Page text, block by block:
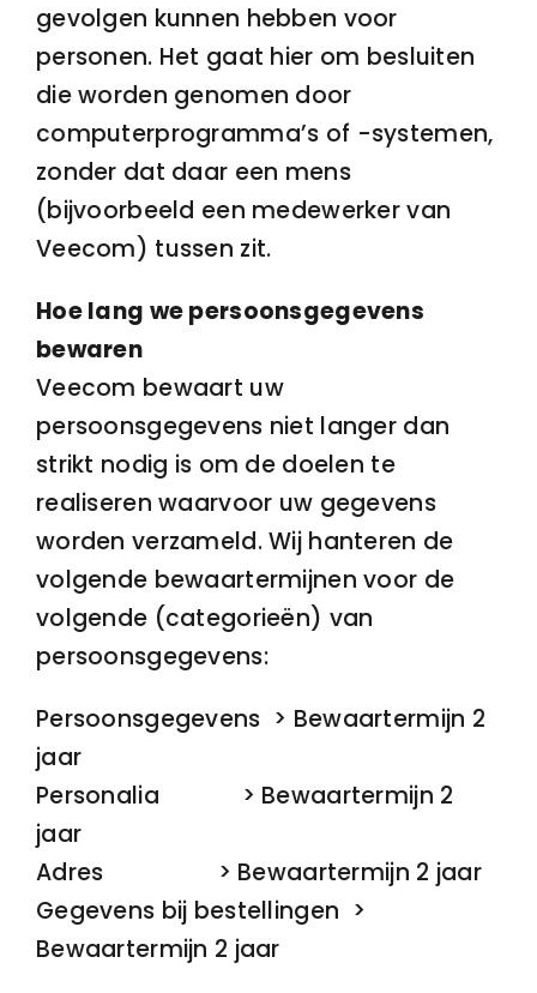
gevolgen kunnen hebben voor
personen. Het gaat hier om besluiten
die worden genomen door
computerprogramma’s of -systemen,
zonder dat daar een mens
(bijvoorbeeld een medewerker van
Veecom) tussen zit.
Hoe lang we persoonsgegevens
bewaren
Veecom bewaart uw
persoonsgegevens niet langer dan
strikt nodig is om de doelen te
realiseren waarvoor uw gegevens
worden verzameld. Wij hanteren de
volgende bewaartermijnen voor de
volgende (categorieën) van
persoonsgegevens:
Persoonsgegevens > Bewaartermijn 2
jaar
Personalia > Bewaartermijn 2
jaar
Adres > Bewaartermijn 2 jaar
Gegevens bij bestellingen >
Bewaartermijn 2 jaar